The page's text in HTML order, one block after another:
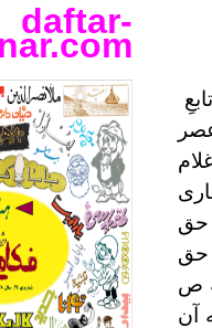
حق
حق
ص
آن
daftar-